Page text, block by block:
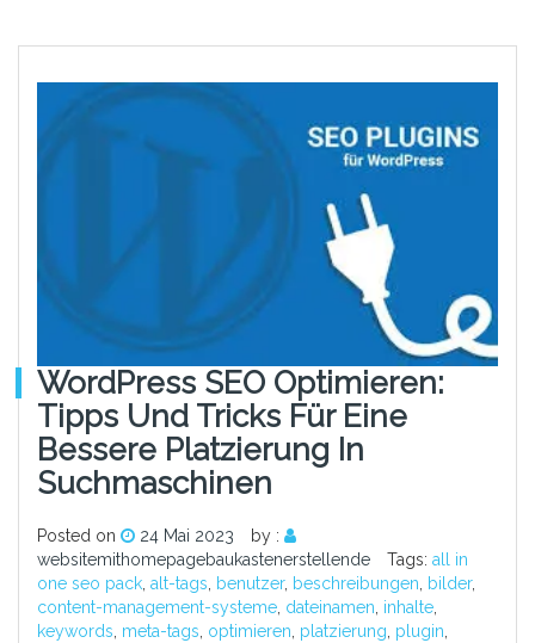
WordPress SEO Optimieren:
Tipps Und Tricks Für Eine
Bessere Platzierung In
Suchmaschinen
Posted on 24 Mai 2023
by :
websitemithomepagebaukastenerstellende
Tags: all in
one seo pack alt-tags benutzer, beschreibungen bilder,
content-management-systeme dateinamen inhalte
keywords meta-tags optimieren platzierung plugin